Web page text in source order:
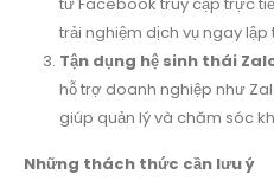
trải nghiệm dịch vụ ngay
Tận dụng hệ sinh thái
hỗ trợ doanh nghiệp như
giúp quản lý và chăm sóc
Những thách thức cần lưu ý